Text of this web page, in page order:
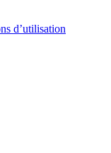
d’utilisation